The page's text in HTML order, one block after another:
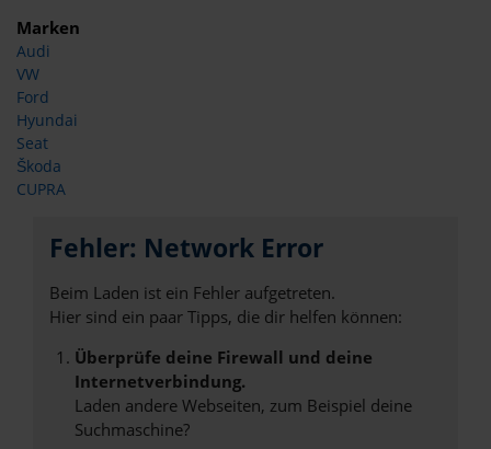
Marken
Audi
VW
Ford
Hyundai
Seat
Škoda
CUPRA
Fehler: Network Error
Beim Laden ist ein Fehler aufgetreten.
Hier sind ein paar Tipps, die dir helfen können:
Überprüfe deine Firewall und deine
Internetverbindung.
Laden andere Webseiten, zum Beispiel deine
Suchmaschine?